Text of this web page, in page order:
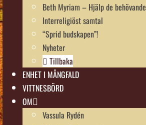
Beth Myriam – Hjälp de behövande
Interreligiöst samtal
“Sprid budskapen”!
Nyheter
Tillbaka
ENHET I MÅNGFALD
VITTNESBÖRD
OM
Vassula Rydén